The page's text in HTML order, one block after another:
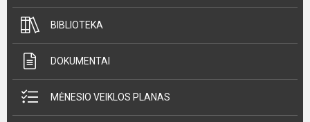
BIBLIOTEKA
DOKUMENTAI
MĖNESIO VEIKLOS PLANAS